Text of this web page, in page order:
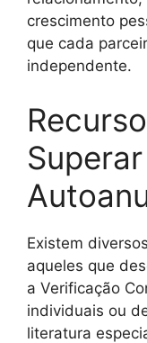
crescimento
que cada
independente.
Existem
aqueles que
a Verificação
individuais ou
literatura